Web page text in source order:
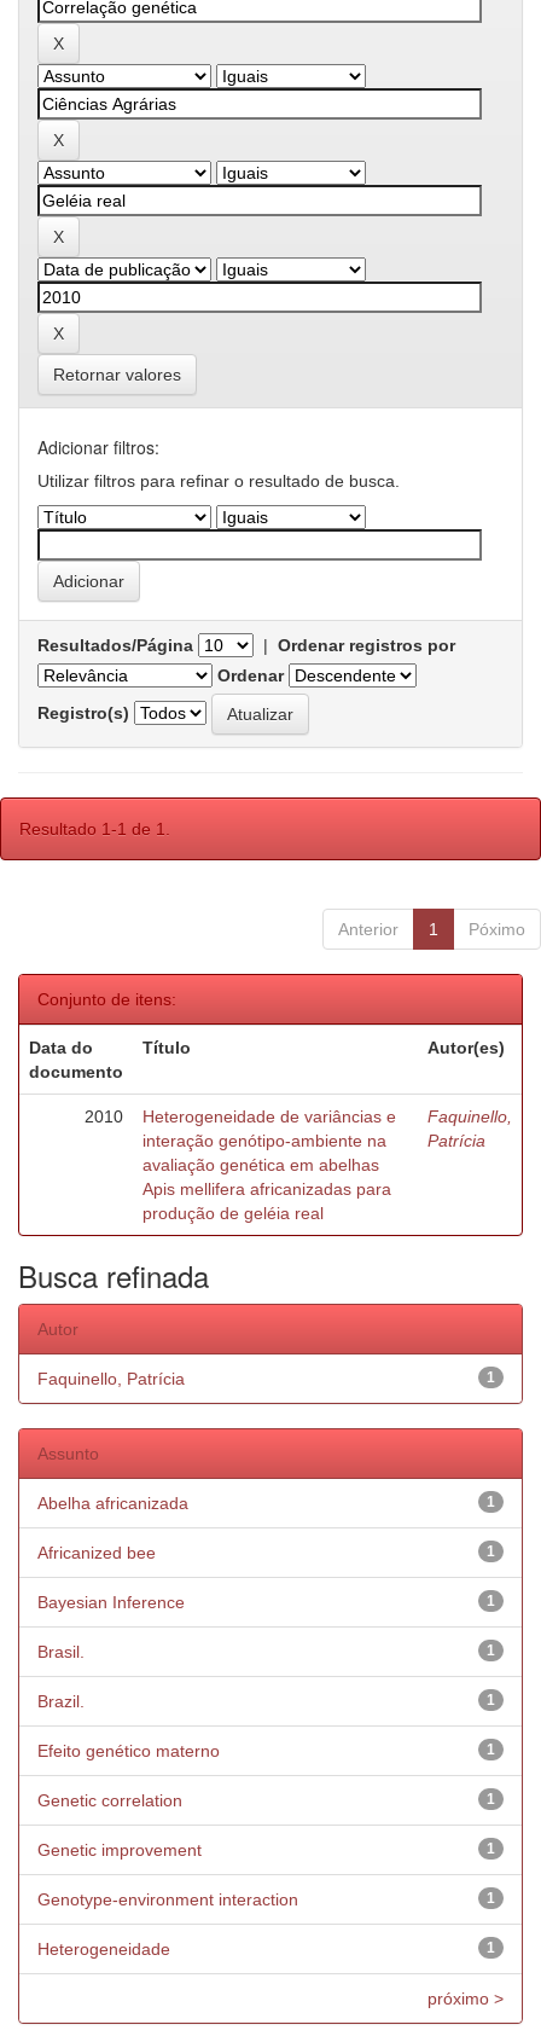
Retornar valores
Adicionar filtros:
Utilizar filtros para refinar o resultado de busca.
Resultados/Página | Ordenar registros por
Ordenar
Registro(s)
Resultado 1-1 de 1.
Anterior 1 Póximo
Conjunto de itens:
Data do
documento
Título Autor(es)
2010
Heterogeneidade de variâncias e
interação genótipo-ambiente na
avaliação genética em abelhas
Apis mellifera africanizadas para
produção de geléia real
Faquinello,
Patrícia
Busca refinada
Autor
1
Faquinello, Patrícia
Assunto
1
Abelha africanizada
1
Africanized bee
1
Bayesian Inference
1
Brasil.
1
Brazil.
1
Efeito genético materno
1
Genetic correlation
1
Genetic improvement
1
Genotype-environment interaction
1
Heterogeneidade
próximo >